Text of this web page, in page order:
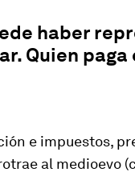
haber
Quien paga
e impuestos,
al medioevo